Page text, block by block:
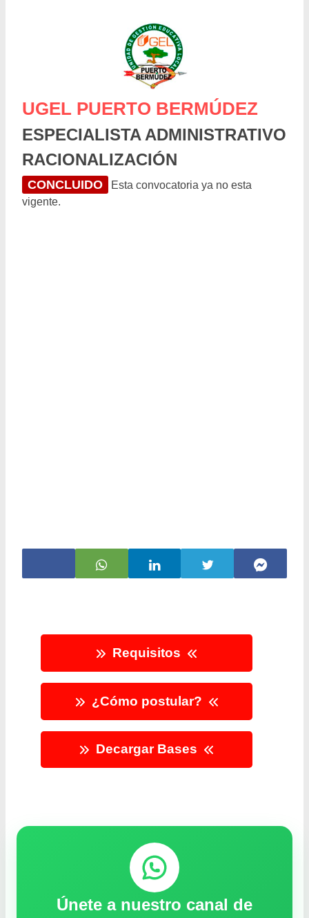
UGEL PUERTO BERMÚDEZ
ESPECIALISTA ADMINISTRATIVO
RACIONALIZACIÓN
CONCLUIDO
Esta convocatoria ya no esta
vigente.
Requisitos
¿Cómo postular?
Decargar Bases
Únete a nuestro canal de